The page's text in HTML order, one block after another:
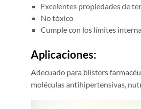
Excelentes propiedades de
No tóxico
Cumple con los límites
Aplicaciones:
Adecuado para blísters
moléculas antihipertensivas,